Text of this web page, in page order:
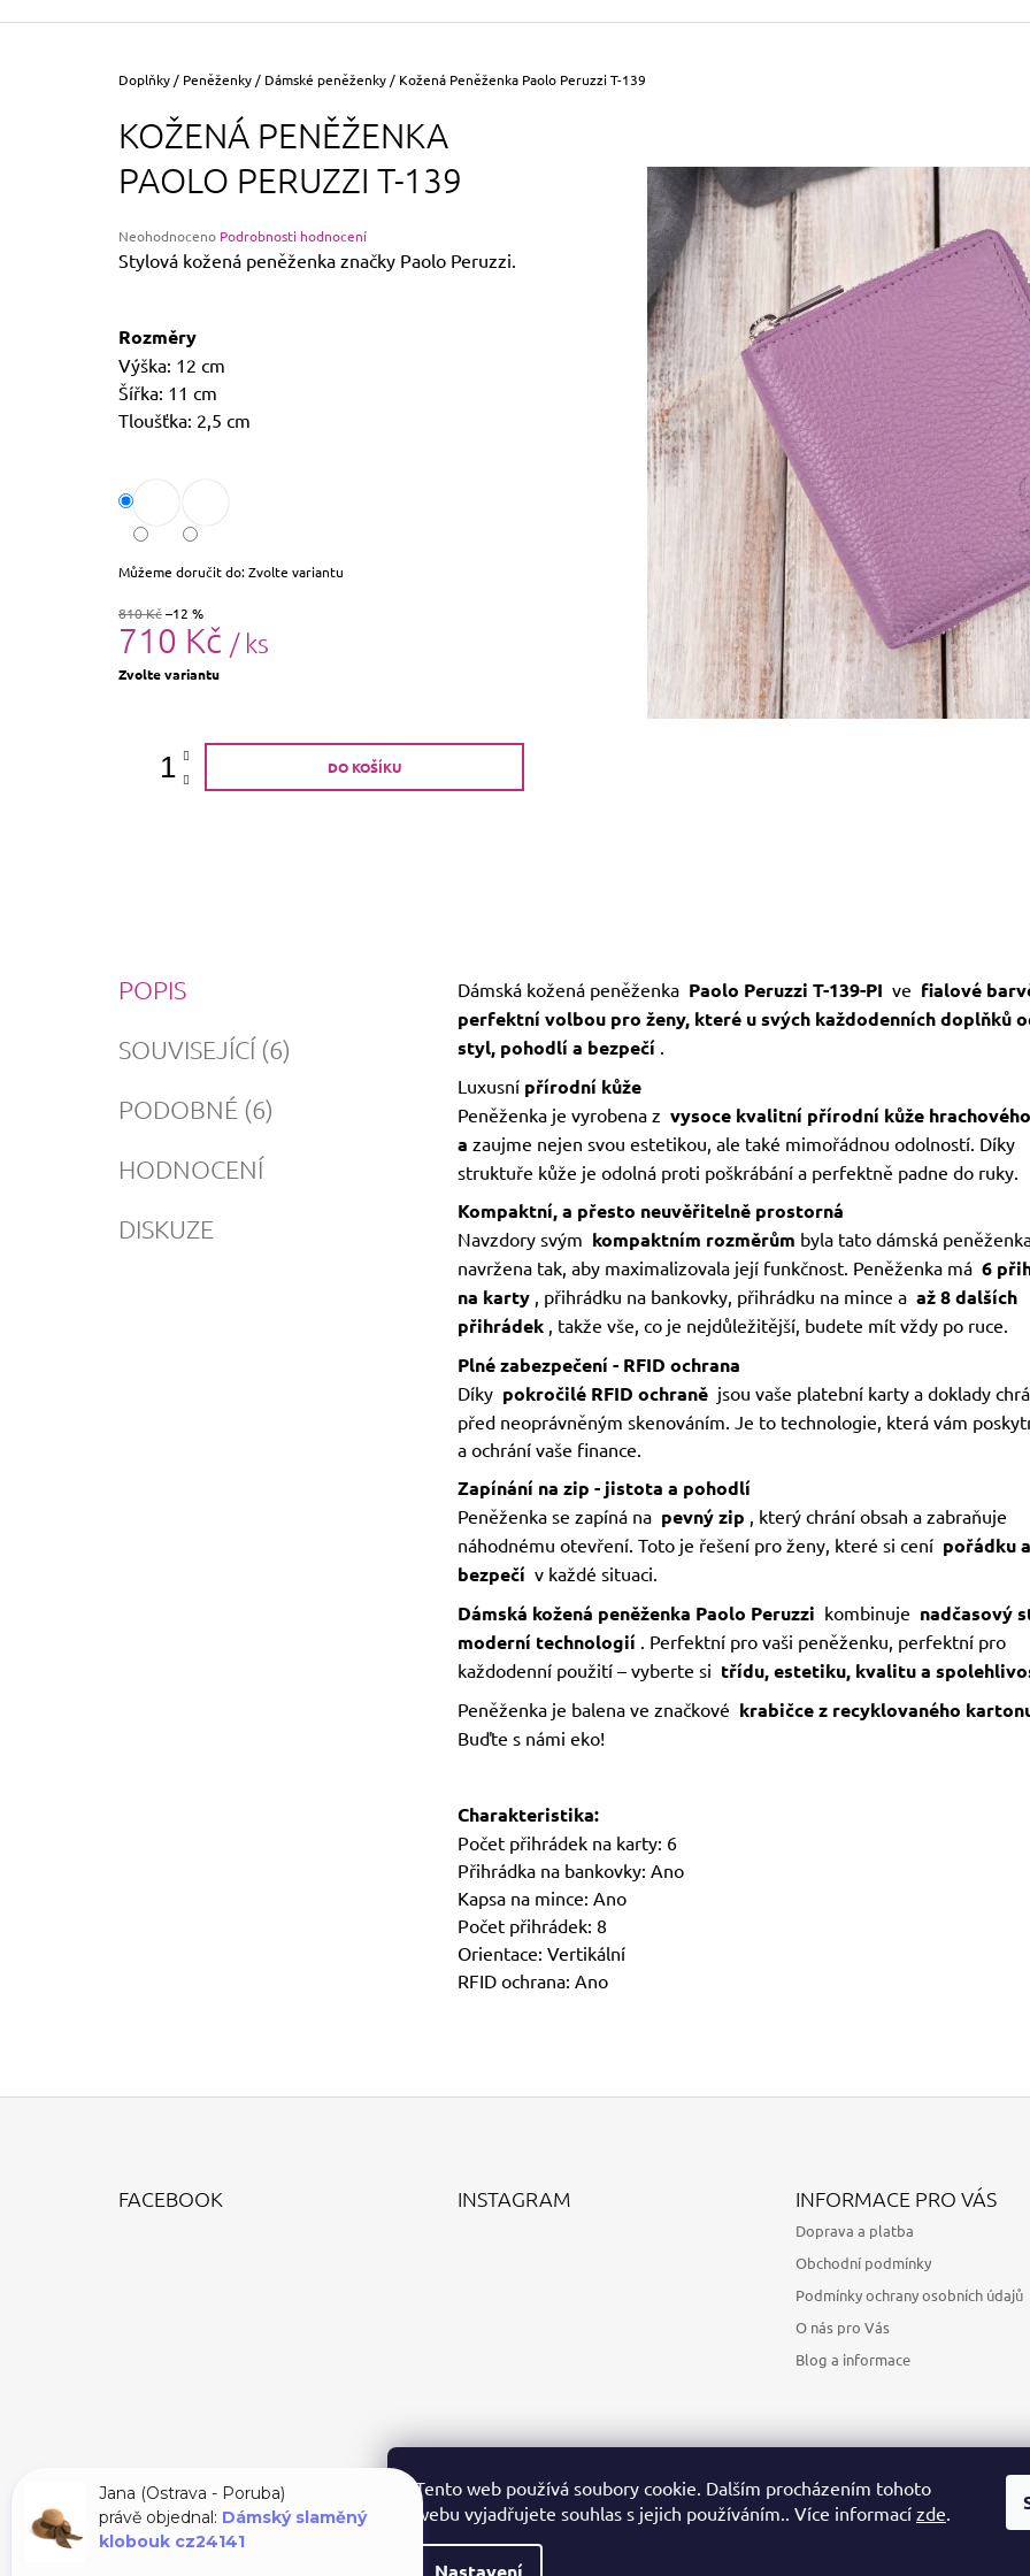
Tento web používá soubory cookie. Dalším procházením tohoto
webu vyjadřujete souhlas s jejich používáním.. Více informací zde.
Nastavení
Domů
Doplňky / Peněženky / Dámské peněženky / Kožená Peněženka Paolo Peruzzi T-139
KOŽENÁ PENĚŽENKA
PAOLO PERUZZI T-139
Průměrné
hodnocení
produktu
z
5
hvězdiček.
Neohodnoceno Podrobnosti hodnocení
Stylová kožená peněženka značky Paolo Peruzzi.
Rozměry
Výška: 12 cm
Šířka: 11 cm
Tloušťka: 2,5 cm
Můžeme doručit do:Zvolte variantu
810 Kč–12 %
710 Kč / ks
Měrná
Zvolte variantu
DO KOŠÍKU
POPIS
SOUVISEJÍCÍ (6)
PODOBNÉ (6)
HODNOCENÍ
DISKUZE
Dámská kožená peněženka Paolo Peruzzi T-139-PI ve fialové
perfektní volbou pro ženy, které u svých každodenních doplňků
styl, pohodlí a bezpečí .
Luxusní přírodní kůže
Peněženka je vyrobena z vysoce kvalitní přírodní kůže
a zaujme nejen svou estetikou, ale také mimořádnou odolností. Díky
struktuře kůže je odolná proti poškrábání a perfektně padne do ruky.
Kompaktní, a přesto neuvěřitelně prostorná
Navzdory svým kompaktním rozměrům byla tato dámská
navržena tak, aby maximalizovala její funkčnost. Peněženka má 6
na karty, přihrádku na bankovky, přihrádku na mince a až 8 dalších
přihrádek, takže vše, co je nejdůležitější, budete mít vždy po ruce.
Plné zabezpečení - RFID ochrana
Díky pokročilé RFID ochranějsou vaše platební karty a doklady
před neoprávněným skenováním. Je to technologie, která vám
a ochrání vaše finance.
Zapínání na zip - jistota a pohodlí
Peněženka se zapíná na pevný zip , který chrání obsah a zabraňuje
náhodnému otevření. Toto je řešení pro ženy, které si cení pořádku a
bezpečí v každé situaci.
Dámská kožená peněženka Paolo Peruzzi kombinuje nadčasový
moderní technologií . Perfektní pro vaši peněženku, perfektní pro
každodenní použití – vyberte si třídu, estetiku, kvalitu a
Peněženka je balena ve značkové krabičcez recyklovaného
Buďte s námi eko!
Charakteristika:
Počet přihrádek na karty: 6
Přihrádka na bankovky: Ano
Kapsa na mince: Ano
Počet přihrádek: 8
Orientace: Vertikální
RFID ochrana: Ano
FACEBOOK INSTAGRAM
Sledovat na Instagramu
INFORMACE PRO VÁS
Doprava a platba
Obchodní podmínky
Podmínky ochrany osobních údajů
O nás pro Vás
Blog a informace
Jana (Ostrava - Poruba)
právě objednal: Dámský slaměný
klobouk cz24141